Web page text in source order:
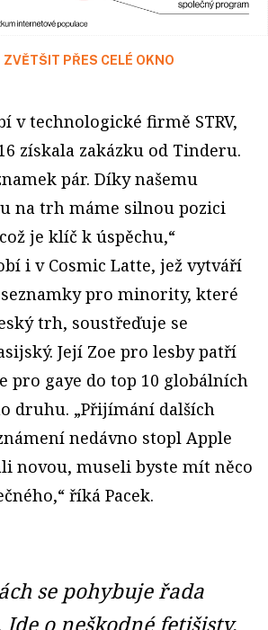
ZVĚTŠIT PŘES CELÉ OKNO
v technologické firmě STRV,
získala zakázku od Tinderu.
pár. Díky našemu
na trh máme silnou pozici
je klíč k úspěchu,“
i v Cosmic Latte, jež vytváří
pro minority, které
trh, soustřeďuje se
Její Zoe pro lesby patří
pro gaye do top 10 globálních
druhu. „Přijímání dalších
nedávno stopl Apple
novou, museli byste mít něco
říká Pacek.
se pohybuje řada
o neškodné fetišisty,